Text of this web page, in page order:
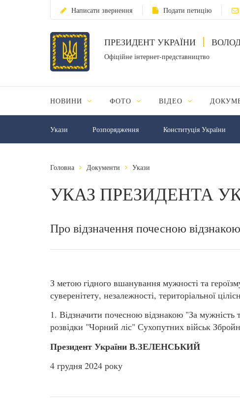
Написати звернення Подати петицію
ПРЕЗИДЕНТ УКРАЇНИ
Офіційне інтернет-представництво
НОВИНИ ФОТО ВІДЕО
Укази Розпорядження Конституція України
Головна Документи Укази
УКАЗ ПРЕЗИДЕНТА
Про відзначення почесною
З метою гідного вшанування мужності та
суверенітету, незалежності, територіальної
1. Відзначити почесною відзнакою "За мужність
розвідки "Чорний ліс" Сухопутних військ
Президент України В.ЗЕЛЕНСЬКИЙ
4 грудня 2024 року